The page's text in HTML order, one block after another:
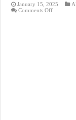
January 15, 2025
Comments Offon